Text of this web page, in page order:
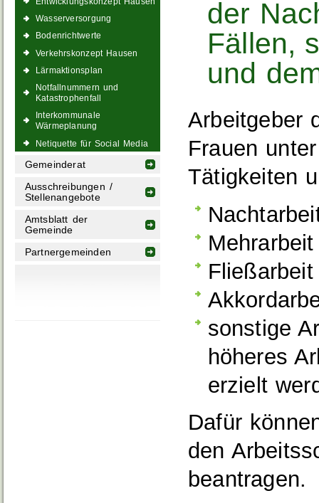
Wasserversorgung
Bodenrichtwerte
Verkehrskonzept Hausen
Lärmaktionsplan
Notfallnummern und
Katastrophenfall
Interkommunale
Wärmeplanung
Netiquette für Social Media
Gemeinderat
Ausschreibungen /
Stellenangebote
Amtsblatt der
Gemeinde
Partnergemeinden
der
Fällen,
und
Arbeitgeber
Frauen
Tätigkeiten
Mehrarbeit
Fließarbeit
sonstige
höheres
erzielt
Dafür
den
beantragen.